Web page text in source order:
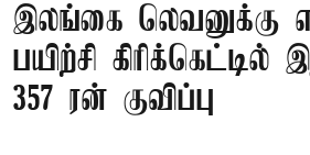
இலங்கை லெவனுக்கு
பயிற்சி
357 ரன் குவிப்பு